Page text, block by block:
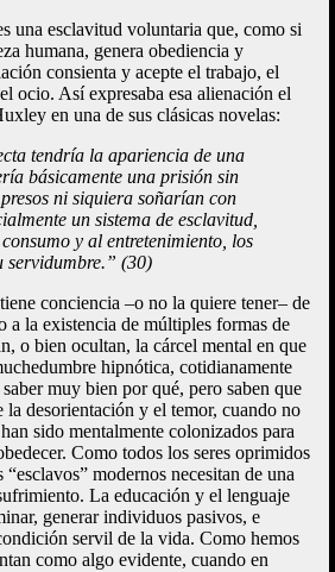
una esclavitud voluntaria que, como si
humana, genera obediencia y
consienta y acepte el trabajo, el
ocio. Así expresaba esa alienación el
en una de sus clásicas novelas:
tendría la apariencia de una
básicamente una prisión sin
ni siquiera soñarían con
un sistema de esclavitud,
y al entretenimiento, los
servidumbre.” (30)
conciencia –o no la quiere tener– de
a la existencia de múltiples formas de
o bien ocultan, la cárcel mental en que
hipnótica, cotidianamente
muy bien por qué, pero saben que
la desorientación y el temor, cuando no
sido mentalmente colonizados para
Como todos los seres oprimidos
modernos necesitan de una
La educación y el lenguaje
generar individuos pasivos, e
servil de la vida. Como hemos
como algo evidente, cuando en